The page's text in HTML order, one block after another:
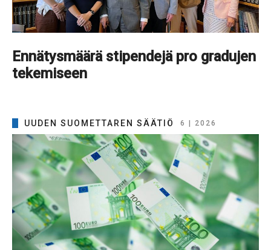
Ennätysmäärä stipendejä pro gradujen
tekemiseen
UUDEN SUOMETTAREN SÄÄTIÖ 6 | 2026